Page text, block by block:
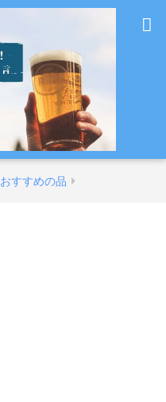
おすすめの品